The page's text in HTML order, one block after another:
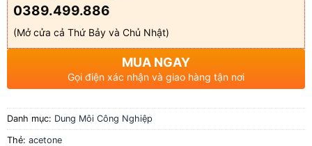
0389.499.886
(Mở cửa cả Thứ Bảy và Chủ Nhật)
MUA NGAY
Gọi điện xác nhận và giao hàng tận nơi
Danh mục: Dung Môi Công Nghiệp
Thẻ: acetone